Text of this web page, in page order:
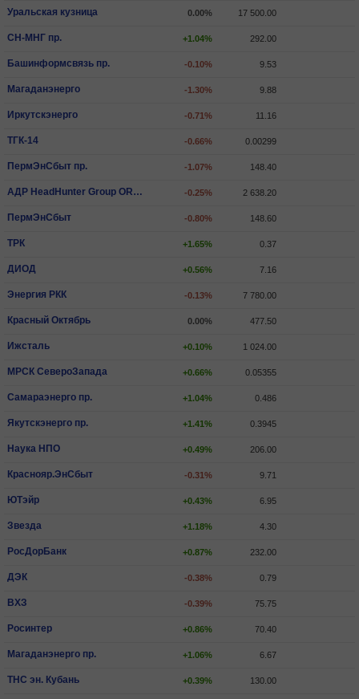
Уральская кузница 0.00% 17 500.00
СН-МНГ пр. +1.04% 292.00
Башинформсвязь пр. -0.10% 9.53
Магаданэнерго -1.30% 9.88
Иркутскэнерго -0.71% 11.16
ТГК-14 -0.66% 0.00299
ПермЭнСбыт пр. -1.07% 148.40
АДР HeadHunter Group ORD SHS -0.25% 2 638.20
ПермЭнСбыт -0.80% 148.60
ТРК +1.65% 0.37
ДИОД +0.56% 7.16
Энергия РКК -0.13% 7 780.00
Красный Октябрь 0.00% 477.50
Ижсталь +0.10% 1 024.00
МРСК СевероЗапада +0.66% 0.05355
Самараэнерго пр. +1.04% 0.486
Якутскэнерго пр. +1.41% 0.3945
Наука НПО +0.49% 206.00
Краснояр.ЭнСбыт -0.31% 9.71
ЮТэйр +0.43% 6.95
Звезда +1.18% 4.30
РосДорБанк +0.87% 232.00
ДЭК -0.38% 0.79
ВХЗ -0.39% 75.75
Росинтер +0.86% 70.40
Магаданэнерго пр. +1.06% 6.67
ТНС эн. Кубань +0.39% 130.00